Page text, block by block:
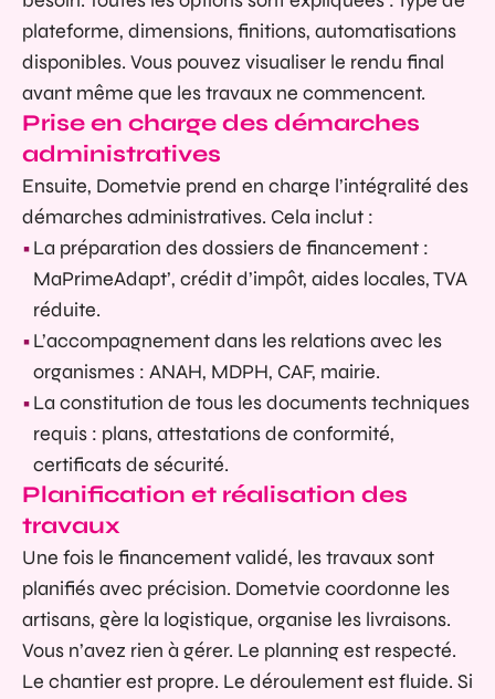
plateforme, dimensions, finitions, automatisations
disponibles. Vous pouvez visualiser le rendu final
avant même que les travaux ne commencent.
Prise en charge des démarches
administratives
Ensuite, Dometvie prend en charge l’intégralité des
démarches administratives. Cela inclut :
La préparation des dossiers de financement :
MaPrimeAdapt’, crédit d’impôt, aides locales, TVA
réduite.
L’accompagnement dans les relations avec les
organismes : ANAH, MDPH, CAF, mairie.
La constitution de tous les documents techniques
requis : plans, attestations de conformité,
certificats de sécurité.
Planification et réalisation des
travaux
Une fois le financement validé, les travaux sont
planifiés avec précision. Dometvie coordonne les
artisans, gère la logistique, organise les livraisons.
Vous n’avez rien à gérer. Le planning est respecté.
Le chantier est propre. Le déroulement est fluide. Si